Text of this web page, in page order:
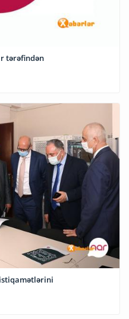
tərəfindən
istiqamətlərini